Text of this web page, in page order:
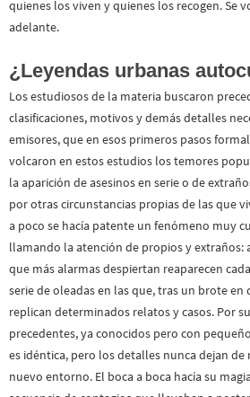
quienes los viven y quienes los recogen. Se
adelante.
¿Leyendas urbanas
Los estudiosos de la materia buscaron
clasificaciones, motivos y demás detalles
emisores, que en esos primeros pasos
volcaron en estos estudios los temores
la aparición de asesinos en serie o de
por otras circunstancias propias de las que
a poco se hacía patente un fenómeno muy
llamando la atención de propios y extraños:
que más alarmas despiertan reaparecen
serie de oleadas en las que, tras un brote
replican determinados relatos y casos. Por
precedentes, ya conocidos pero con
es idéntica, pero los detalles nunca dejan de
nuevo entorno. El boca a boca hacía su